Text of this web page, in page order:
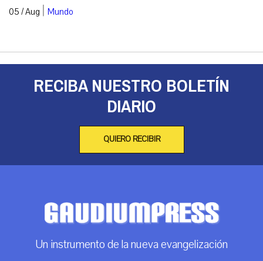
05 / Aug | Mundo
RECIBA NUESTRO BOLETÍN
DIARIO
QUIERO RECIBIR
Un instrumento de la nueva evangelización